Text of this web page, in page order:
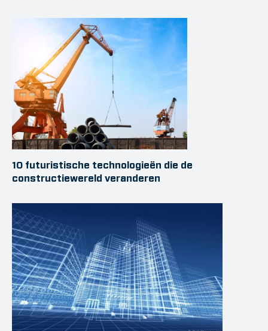
10 futuristische technologieën die de
constructiewereld veranderen